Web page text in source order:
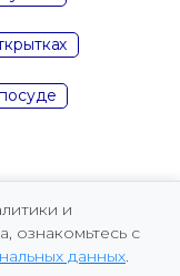
и
ознакомьтесь с
данных.